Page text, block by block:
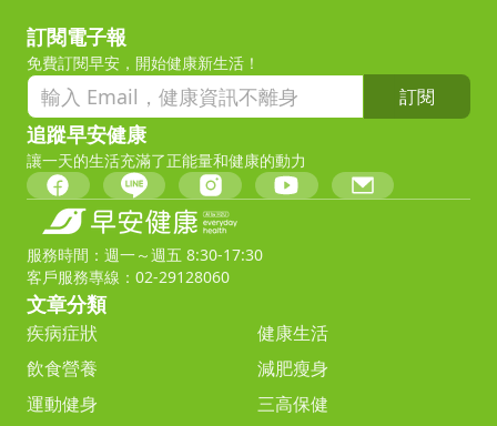
訂閱電子報
免費訂閱早安，開始健康新生活！
訂閱
追蹤早安健康
讓一天的生活充滿了正能量和健康的動力
服務時間：週一～週五 8:30-17:30
客戶服務專線：02-29128060
文章分類
疾病症狀
健康生活
飲食營養
減肥瘦身
運動健身
三高保健